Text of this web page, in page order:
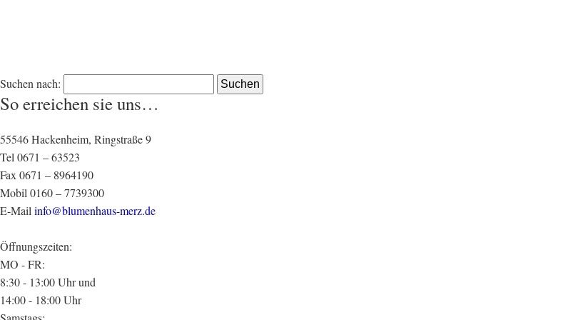
Suchen nach:
So erreichen sie uns…
55546 Hackenheim, Ringstraße 9
Tel 0671 – 63523
Fax 0671 – 8964190
Mobil 0160 – 7739300
E-Mail info@blumenhaus-merz.de
Öffnungszeiten:
MO - FR:
8:30 - 13:00 Uhr und
14:00 - 18:00 Uhr